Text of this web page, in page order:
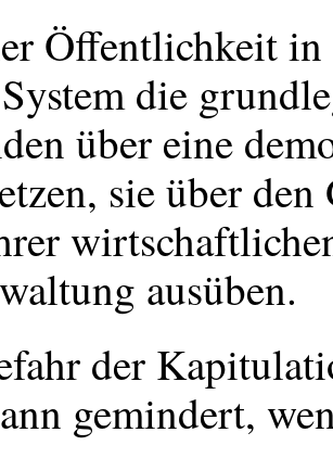
Öffentlichkeit in
die
über eine
sie über
ausüben.
der
gemindert,